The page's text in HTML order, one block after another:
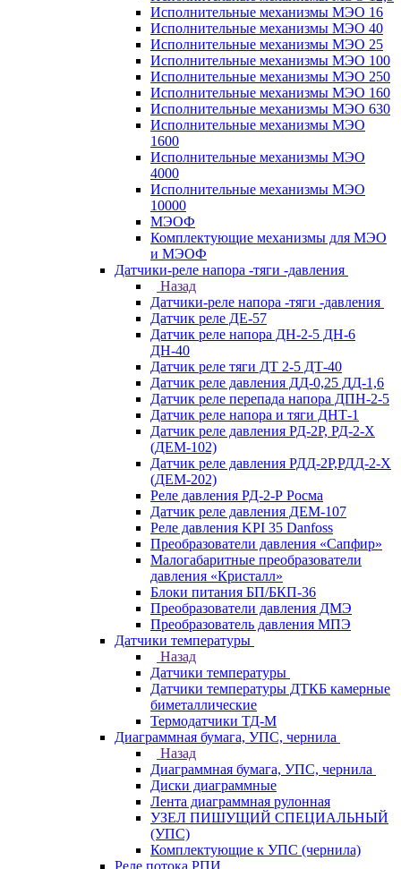
Исполнительные механизмы МЭО 16
Исполнительные механизмы МЭО 40
Исполнительные механизмы МЭО 25
Исполнительные механизмы МЭО 100
Исполнительные механизмы МЭО 250
Исполнительные механизмы МЭО 160
Исполнительные механизмы МЭО 630
Исполнительные механизмы МЭО
1600
Исполнительные механизмы МЭО
4000
Исполнительные механизмы МЭО
10000
МЭОФ
Комплектующие механизмы для МЭО
и МЭОФ
Датчики-реле напора -тяги -давления
Назад
Датчики-реле напора -тяги -давления
Датчик реле ДЕ-57
Датчик реле напора ДН-2-5 ДН-6
ДН-40
Датчик реле тяги ДТ 2-5 ДТ-40
Датчик реле давления ДД-0,25 ДД-1,6
Датчик реле перепада напора ДПН-2-5
Датчик реле напора и тяги ДНТ-1
Датчик реле давления РД-2Р, РД-2-Х
(ДЕМ-102)
Датчик реле давления РДД-2Р,РДД-2-Х
(ДЕМ-202)
Реле давления РД-2-Р Росма
Датчик реле давления ДЕМ-107
Реле давления KPI 35 Danfoss
Преобразователи давления «Сапфир»
Малогабаритные преобразователи
давления «Кристалл»
Блоки питания БП/БКП-36
Преобразователи давления ДМЭ
Преобразователь давления МПЭ
Датчики температуры
Назад
Датчики температуры
Датчики температуры ДТКБ камерные
биметаллические
Термодатчики ТД-М
Диаграммная бумага, УПС, чернила
Назад
Диаграммная бумага, УПС, чернила
Диски диаграммные
Лента диаграммная рулонная
УЗЕЛ ПИШУЩИЙ СПЕЦИАЛЬНЫЙ
(УПС)
Комплектующие к УПС (чернила)
Реле потока РПИ